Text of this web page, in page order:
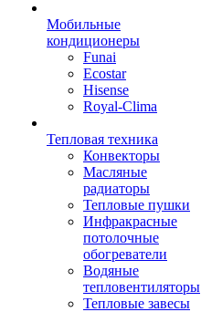
Мобильные
кондиционеры
Funai
Ecostar
Hisense
Royal-Clima
Тепловая техника
Конвекторы
Масляные
радиаторы
Тепловые пушки
Инфракрасные
потолочные
обогреватели
Водяные
тепловентиляторы
Тепловые завесы